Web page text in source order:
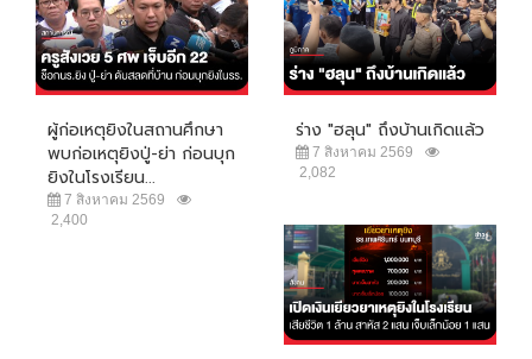
ผู้ก่อเหตุยิงในสถานศึกษา
พบก่อเหตุยิงปู่-ย่า ก่อนบุก
ยิงในโรงเรียน...
7 สิงหาคม 2569
2,400
ร่าง "ฮลุน" ถึงบ้านเกิดแล้ว
7 สิงหาคม 2569
2,082